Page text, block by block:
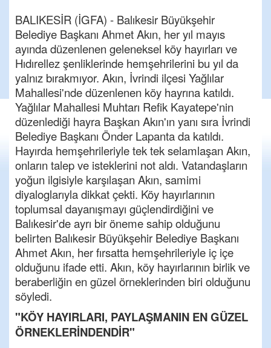
BALIKESİR (İGFA) - Balıkesir Büyükşehir
Belediye Başkanı Ahmet Akın, her yıl mayıs
ayında düzenlenen geleneksel köy hayırları ve
Hıdırellez şenliklerinde hemşehrilerini bu yıl da
yalnız bırakmıyor. Akın, İvrindi ilçesi Yağlılar
Mahallesi'nde düzenlenen köy hayrına katıldı.
Yağlılar Mahallesi Muhtarı Refik Kayatepe'nin
düzenlediği hayra Başkan Akın'ın yanı sıra İvrindi
Belediye Başkanı Önder Lapanta da katıldı.
Hayırda hemşehrileriyle tek tek selamlaşan Akın,
onların talep ve isteklerini not aldı. Vatandaşların
yoğun ilgisiyle karşılaşan Akın, samimi
diyaloglarıyla dikkat çekti. Köy hayırlarının
toplumsal dayanışmayı güçlendirdiğini ve
Balıkesir'de ayrı bir öneme sahip olduğunu
belirten Balıkesir Büyükşehir Belediye Başkanı
Ahmet Akın, her fırsatta hemşehrileriyle iç içe
olduğunu ifade etti. Akın, köy hayırlarının birlik ve
beraberliğin en güzel örneklerinden biri olduğunu
söyledi.
"KÖY HAYIRLARI, PAYLAŞMANIN EN GÜZEL
ÖRNEKLERİNDENDİR"